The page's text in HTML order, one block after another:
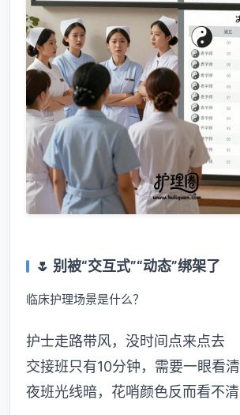
🌷 别被“交互式”“动态”绑架了
临床护理场景是什么？
护士走路带风，没时间点来点去
交接班只有10分钟，需要一眼看清
夜班光线暗，花哨颜色反而看不清